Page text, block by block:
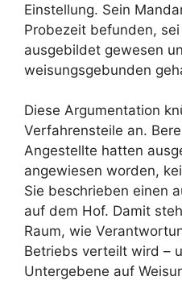
Einstellung. Sein
Probezeit befunden,
ausgebildet gewesen
weisungsgebunden
Diese Argumentation
Verfahrensteile an.
Angestellte hatten
angewiesen worden,
Sie beschrieben einen
auf dem Hof. Damit
Raum, wie
Betriebs verteilt wird –
Untergebene auf